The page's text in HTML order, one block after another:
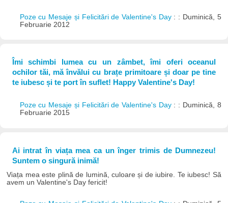
Poze cu Mesaje și Felicitări de Valentine's Day : : Duminică, 5
Februarie 2012
Îmi schimbi lumea cu un zâmbet, îmi oferi oceanul
ochilor tăi, mă învălui cu brațe primitoare și doar pe tine
te iubesc și te port în suflet! Happy Valentine's Day!
Poze cu Mesaje și Felicitări de Valentine's Day : : Duminică, 8
Februarie 2015
Ai intrat în viața mea ca un înger trimis de Dumnezeu!
Suntem o singură inimă!
Viața mea este plină de lumină, culoare și de iubire. Te iubesc! Să
avem un Valentine's Day fericit!